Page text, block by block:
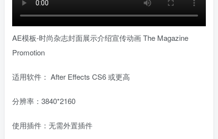
AE模板-时尚杂志封面展示介绍宣传动画 The Magazine
Promotion
适用软件： After Effects CS6 或更高
分辨率：3840*2160
使用插件：无需外置插件